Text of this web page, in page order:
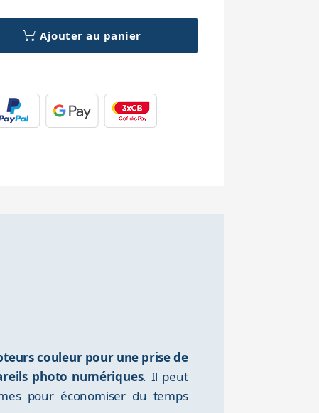
Ajouter au panier
couleur pour une prise de
photo numériques. Il peut
pour économiser du temps